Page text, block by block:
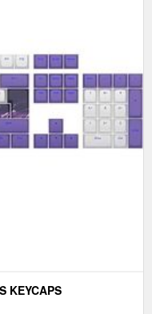
KEYCAPS